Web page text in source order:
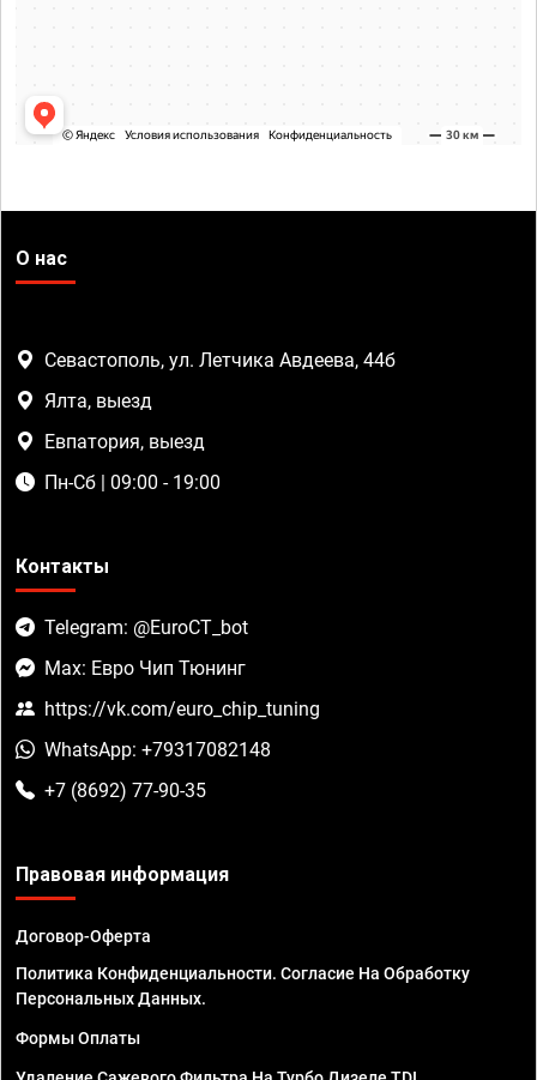
О нас
Севастополь, ул. Летчика Авдеева, 44б
Ялта, выезд
Евпатория, выезд
Пн-Сб | 09:00 - 19:00
Контакты
Telegram: @EuroCT_bot
Max: Евро Чип Тюнинг
https://vk.com/euro_chip_tuning
WhatsApp: +79317082148
+7 (8692) 77-90-35
Правовая информация
Договор-Оферта
Политика Конфиденциальности. Согласие На Обработку
Персональных Данных.
Формы Оплаты